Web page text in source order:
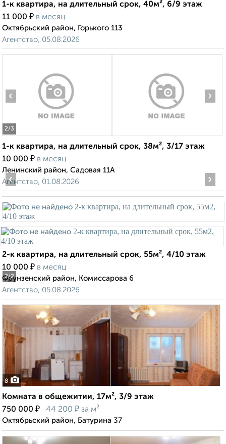
1-к квартира, на длительный срок, 40м², 6/9 этаж
11 000 ₽ в месяц
Октябрьский район, Горького 113
Агентство, 05.08.2026
2/3
‹ ›
1-к квартира, на длительный срок, 38м², 3/17 этаж
10 000 ₽ в месяц
Ленинский район, Садовая 11А
Агентство, 01.08.2026
2/2
‹ ›
2-к квартира, на длительный срок, 55м², 4/10 этаж
10 000 ₽ в месяц
Фрунзенский район, Комиссарова 6
Агентство, 05.08.2026
8
Комната в общежитии, 17м², 3/9 этаж
750 000 ₽ 44 200 ₽ за м²
Октябрьский район, Батурина 37